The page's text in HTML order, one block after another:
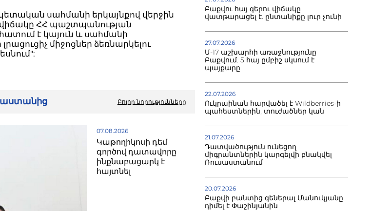
սահմանի երկայնքով վերջին
ՀՀ պաշտպանության
է կայուն և սահմանի
միջոցներ ձեռնարկելու
Բոլոր նորությունները
07.08.2026
Կաթողիկոսի դեմ
գործով դատավորը
ինքնաբացարկ է
հայտնել
Բաքվու հայ գերու վիճակը
վատթարացել է. ընտանիքը լուր չունի
27.07.2026
Մ-17 աշխարհի առաջնությունը
Բաքվում. 5 հայ ըմբիշ սկսում է
պայքարը
22.07.2026
Ուկրաինան հարվածել է Wildberries-ի
պահեստներին, տուժածներ կան
21.07.2026
Դատվածություն ունեցող
միգրանտներին կարգելվի բնակվել
Ռուսաստանում
20.07.2026
Բաքվի բանտից գեներալ Մանուկյանը
դիմել է Փաշինյանին